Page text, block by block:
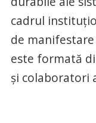
cadrul
de manifestare
este formată
și colaboratori